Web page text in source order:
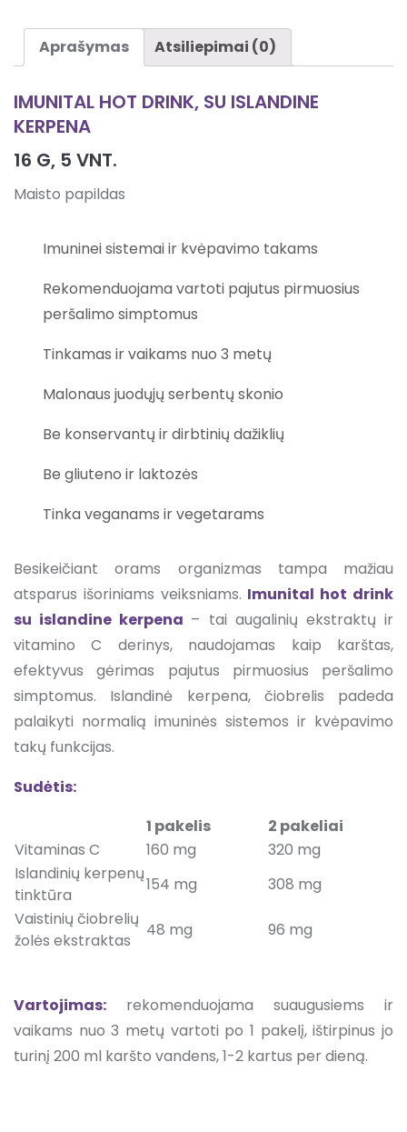
Aprašymas Atsiliepimai (0)
IMUNITAL HOT DRINK, SU ISLANDINE
KERPENA
16 G, 5 VNT.
Maisto papildas
Imuninei sistemai ir kvėpavimo takams
Rekomenduojama vartoti pajutus pirmuosius
peršalimo simptomus
Tinkamas ir vaikams nuo 3 metų
Malonaus juodųjų serbentų skonio
Be konservantų ir dirbtinių dažiklių
Be gliuteno ir laktozės
Tinka veganams ir vegetarams
Besikeičiant orams organizmas tampa mažiau
atsparus išoriniams veiksniams. Imunital hot drink
su islandine kerpena – tai augalinių ekstraktų ir
vitamino C derinys, naudojamas kaip karštas,
efektyvus gėrimas pajutus pirmuosius peršalimo
simptomus. Islandinė kerpena, čiobrelis padeda
palaikyti normalią imuninės sistemos ir kvėpavimo
takų funkcijas.
Sudėtis:
1 pakelis
2 pakeliai
Vitaminas C
160 mg
320 mg
Islandinių kerpenų
tinktūra
154 mg
308 mg
Vaistinių čiobrelių
žolės ekstraktas
48 mg 96 mg
Vartojimas: rekomenduojama suaugusiems ir
vaikams nuo 3 metų vartoti po 1 pakelį, ištirpinus jo
turinį 200 ml karšto vandens, 1-2 kartus per dieną.